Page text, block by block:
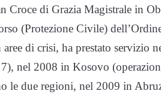
Croce di Grazia Magistrale in
(Protezione Civile)
di crisi, ha prestato servizio
nel 2008 in Kosovo
le due regioni, nel 2009 in